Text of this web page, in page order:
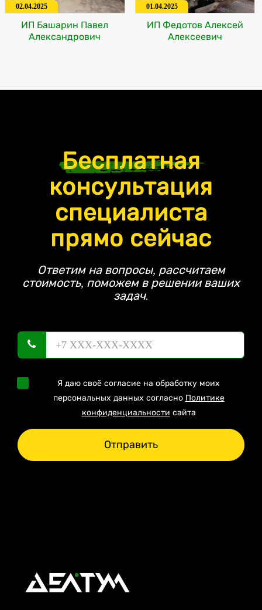
02.04.2025
ИП Башарин Павел
Александрович
01.04.2025
ИП Федотов Алексей
Алексеевич
Бесплатная
консультация
специалиста
прямо сейчас
Ответим на вопросы, рассчитаем
стоимость, поможем в решении ваших
задач.
Я даю своё согласие на обработку моих
персональных данных согласно Политике
конфиденциальности сайта
Отправить